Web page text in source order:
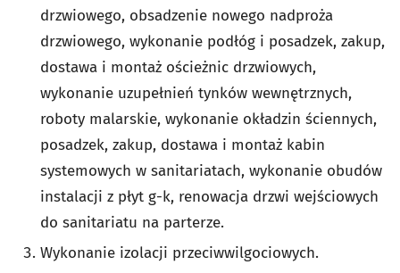
drzwiowego, obsadzenie nowego nadproża
drzwiowego, wykonanie podłóg i posadzek, zakup,
dostawa i montaż ościeżnic drzwiowych,
wykonanie uzupełnień tynków wewnętrznych,
roboty malarskie, wykonanie okładzin ściennych,
posadzek, zakup, dostawa i montaż kabin
systemowych w sanitariatach, wykonanie obudów
instalacji z płyt g-k, renowacja drzwi wejściowych
do sanitariatu na parterze.
Wykonanie izolacji przeciwwilgociowych.